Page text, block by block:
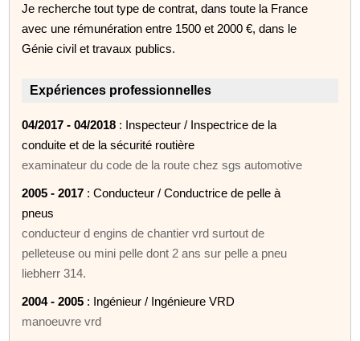
Je recherche tout type de contrat, dans toute la France
avec une rémunération entre 1500 et 2000 €, dans le
Génie civil et travaux publics.
Expériences professionnelles
04/2017 - 04/2018 : Inspecteur / Inspectrice de la
conduite et de la sécurité routière
examinateur du code de la route chez sgs automotive
2005 - 2017 : Conducteur / Conductrice de pelle à
pneus
conducteur d engins de chantier vrd surtout de
pelleteuse ou mini pelle dont 2 ans sur pelle a pneu
liebherr 314.
2004 - 2005 : Ingénieur / Ingénieure VRD
manoeuvre vrd